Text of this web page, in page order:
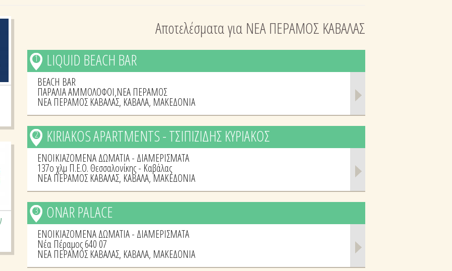
Αποτελέσματα για ΝΕΑ ΠΕΡΑΜΟΣ ΚΑΒΑΛΑΣ
LIQUID BEACH BAR
1
BEACH BAR
ΠΑΡΑΛΙΑ ΑΜΜΟΛΟΦΟΙ,ΝΕΑ ΠΕΡΑΜΟΣ
ΝΕΑ ΠΕΡΑΜΟΣ ΚΑΒΑΛΑΣ, ΚΑΒΑΛΑ, ΜΑΚΕΔΟΝΙΑ
KIRIAKOS APARTMENTS - ΤΣΙΠΙΖΙΔΗΣ ΚΥΡΙΑΚΟΣ
2
ΕΝΟΙΚΙΑΖΟΜΕΝΑ ΔΩΜΑΤΙΑ - ΔΙΑΜΕΡΙΣΜΑΤΑ
137ο χλμ Π.Ε.Ο. Θεσσαλονίκης - Καβάλας
ΝΕΑ ΠΕΡΑΜΟΣ ΚΑΒΑΛΑΣ, ΚΑΒΑΛΑ,ΜΑΚΕΔΟΝΙΑ
ONAR PALACE
3
ΕΝΟΙΚΙΑΖΟΜΕΝΑ ΔΩΜΑΤΙΑ - ΔΙΑΜΕΡΙΣΜΑΤΑ
Νέα Πέραμος 640 07
ΝΕΑ ΠΕΡΑΜΟΣ ΚΑΒΑΛΑΣ, ΚΑΒΑΛΑ, ΜΑΚΕΔΟΝΙΑ